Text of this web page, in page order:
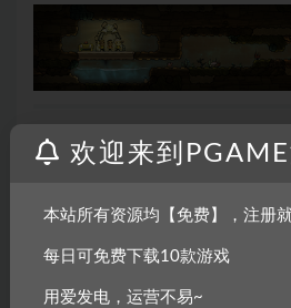
息死亡！
Windows
欢迎来到
本站所有资源均【免费】，注册
每日可免费下载10款游戏
用爱发电，运营不易~